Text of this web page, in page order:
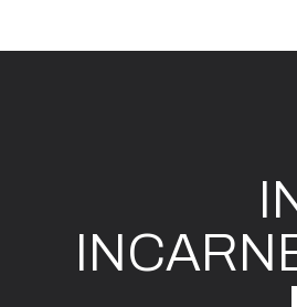
INCARN